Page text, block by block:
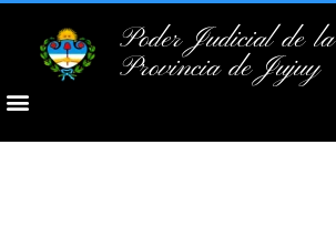
Poder Judicial de la
Provincia de Jujuy